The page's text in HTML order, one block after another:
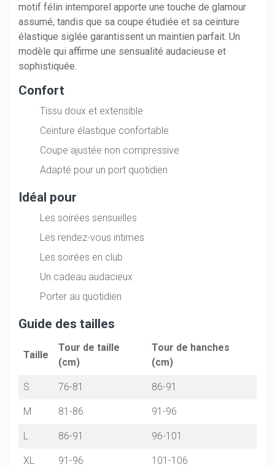
motif félin intemporel apporte une touche de glamour
assumé, tandis que sa coupe étudiée et sa ceinture
élastique siglée garantissent un maintien parfait. Un
modèle qui affirme une sensualité audacieuse et
sophistiquée.
Confort
Tissu doux et extensible
Ceinture élastique confortable
Coupe ajustée non compressive
Adapté pour un port quotidien
Idéal pour
Les soirées sensuelles
Les rendez-vous intimes
Les soirées en club
Un cadeau audacieux
Porter au quotidien
Guide des tailles
Taille
Tour de taille
(cm)
Tour de hanches
(cm)
S 76-81 86-91
M 81-86 91-96
L 86-91 96-101
XL 91-96 101-106